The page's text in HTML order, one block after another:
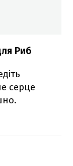
Риб
серце